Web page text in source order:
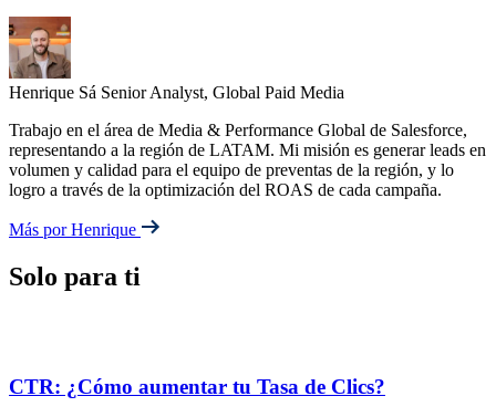
Henrique Sá Senior Analyst, Global Paid Media
Trabajo en el área de Media & Performance Global de Salesforce,
representando a la región de LATAM. Mi misión es generar leads en
volumen y calidad para el equipo de preventas de la región, y lo
logro a través de la optimización del ROAS de cada campaña.
Más por Henrique
Solo para ti
CTR: ¿Cómo aumentar tu Tasa de Clics?